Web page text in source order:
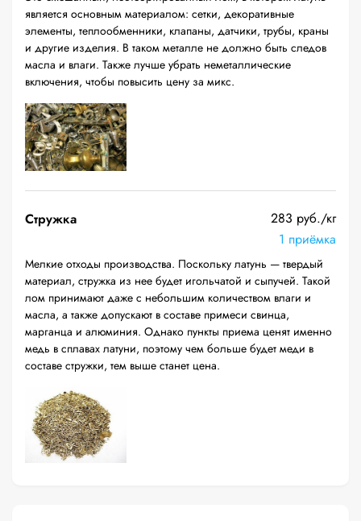
является основным материалом: сетки, декоративные
элементы, теплообменники, клапаны, датчики, трубы, краны
и другие изделия. В таком металле не должно быть следов
масла и влаги. Также лучше убрать неметаллические
включения, чтобы повысить цену за микс.
Стружка
283 руб./кг
1 приёмка
Мелкие отходы производства. Поскольку латунь — твердый
материал, стружка из нее будет игольчатой и сыпучей. Такой
лом принимают даже с небольшим количеством влаги и
масла, а также допускают в составе примеси свинца,
марганца и алюминия. Однако пункты приема ценят именно
медь в сплавах латуни, поэтому чем больше будет меди в
составе стружки, тем выше станет цена.